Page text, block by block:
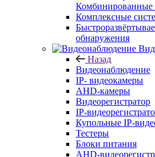
Комбинированные
Комплексные
обнаружения
Назад
Видеонаблюдение
IP- видеокамеры
AHD-камеры
Видеорегистратор
IP-
Купольные IP-
Тестеры
Блоки питания
AHD-